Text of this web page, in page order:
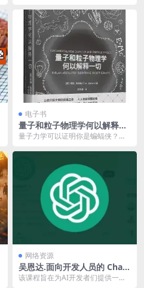
地死亡峡谷。必死无疑...
电子书
量子和粒子物理学何以解释一
切 [ 人文社科] [pdf+全格式]
量子力学可以证明你是蝙蝠侠？怎
人都可以建造一个自己...
网络资源
吴恩达.面向开发人员的 Chat
GPT 提示工程师课程
该课程旨在为AI开发者们提供一个